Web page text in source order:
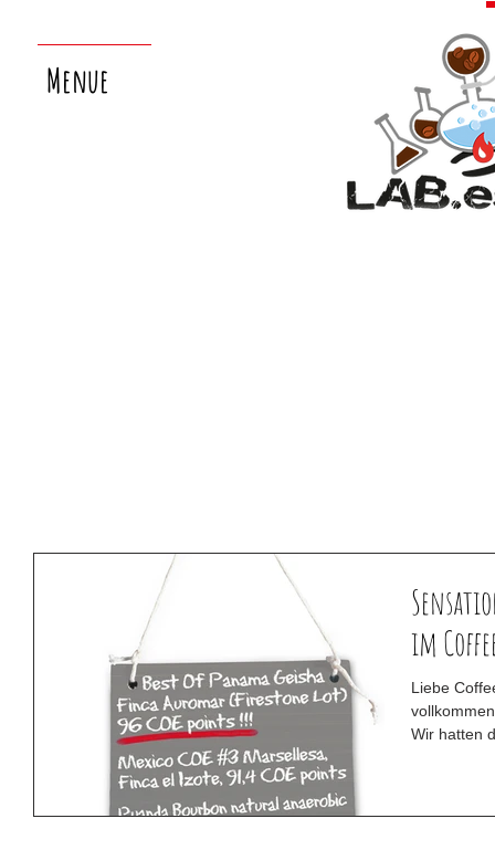
Menue
im
Liebe
Wir hatten